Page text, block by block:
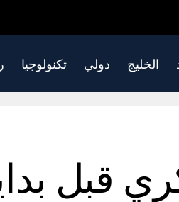
الخليج دولي تكنولوجيا
قبل